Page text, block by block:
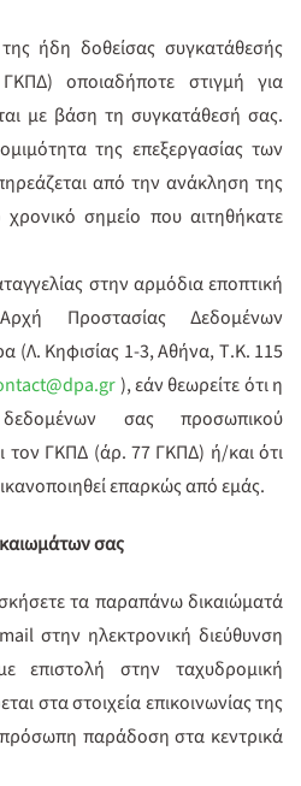
ήδη δοθείσας συγκατάθεσής
οποιαδήποτε στιγμή για
με βάση τη συγκατάθεσή σας.
της επεξεργασίας των
από την ανάκληση της
σημείο που αιτηθήκατε
στην αρμόδια εποπτική
Προστασίας Δεδομένων
(Λ. Κηφισίας 1-3, Αθήνα, Τ.Κ. 115
), εάν θεωρείτε ότι η
σας προσωπικού
τον ΓΚΠΔ (άρ. 77 ΓΚΠΔ) ή/και ότι
επαρκώς από εμάς.
σας
τα παραπάνω δικαιώματά
στην ηλεκτρονική διεύθυνση
επιστολή στην ταχυδρομική
στα στοιχεία επικοινωνίας της
παράδοση στα κεντρικά